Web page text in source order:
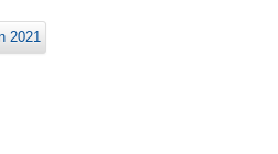
2021